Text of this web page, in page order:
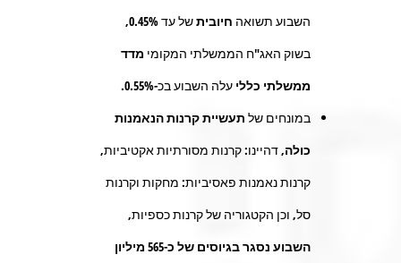
השבוע תשואה חיוביתשל עד0.45%,
בשוק האג"ח הממשלתי המקומי מדד
ממשלתי כללי עלה השבוע בכ-0.55%
.
במונחים של תעשיית קרנות הנאמנות
כולה, דהיינו: קרנות מסורתיות אקטיביות,
קרנות נאמנות פאסיביות: מחקות וקרנות
סל, וכן הקטגוריה של קרנות כספיות,
השבוע נסגר בגיוסים של כ-565 מיליון